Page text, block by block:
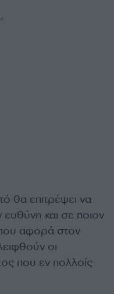
θα επιτρέψει να
ευθύνη και σε ποιον
αφορά στον
οι
που εν πολλοίς